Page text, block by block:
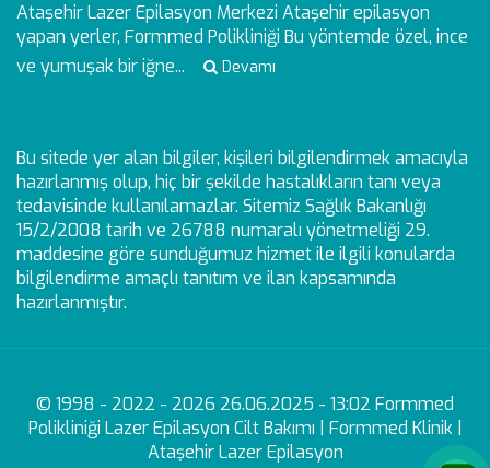
Ataşehir Lazer Epilasyon Merkezi Ataşehir epilasyon
yapan yerler, Formmed Polikliniği Bu yöntemde özel, ince
ve yumuşak bir iğne...
Devamı
Bu sitede yer alan bilgiler, kişileri bilgilendirmek amacıyla
hazırlanmış olup, hiç bir şekilde hastalıkların tanı veya
tedavisinde kullanılamazlar. Sitemiz Sağlık Bakanlığı
15/2/2008 tarih ve 26788 numaralı yönetmeliği 29.
maddesine göre sunduğumuz hizmet ile ilgili konularda
bilgilendirme amaçlı tanıtım ve ilan kapsamında
hazırlanmıştır.
© 1998 - 2022 - 2026 26.06.2025 - 13:02 Formmed
Polikliniği Lazer Epilasyon Cilt Bakımı | Formmed Klinik |
Ataşehir Lazer Epilasyon